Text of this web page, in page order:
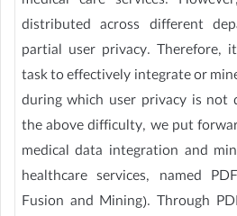
distributed across different
partial user privacy. Therefore,
task to effectively integrate or
during which user privacy is not
the above difficulty, we put
medical data integration and
healthcare services, named
Fusion and Mining). Through